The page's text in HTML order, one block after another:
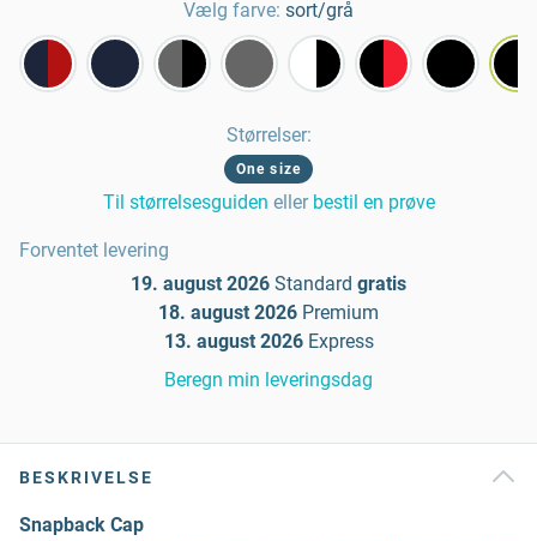
Vælg farve: sort/grå
Størrelser:
One size
Til størrelsesguiden eller bestil en prøve
Forventet levering
19. august 2026 Standard gratis
18. august 2026 Premium
13. august 2026 Express
Beregn min leveringsdag
BESKRIVELSE
Snapback Cap